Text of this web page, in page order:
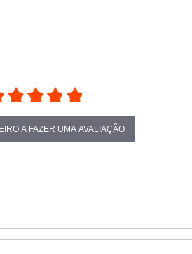
A FAZER UMA AVALIAÇÃO